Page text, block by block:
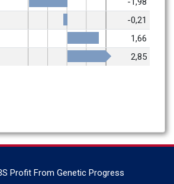
-0,21
1,66
2,85